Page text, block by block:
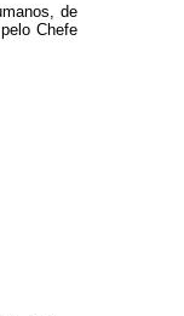
de
Chefe